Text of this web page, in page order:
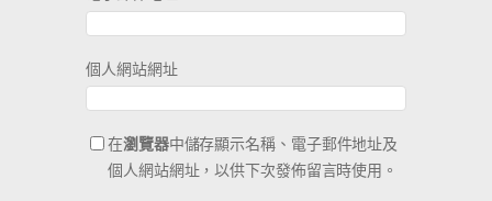
個人網站網址
在瀏覽器中儲存顯示名稱、電子郵件地址及
個人網站網址，以供下次發佈留言時使用。